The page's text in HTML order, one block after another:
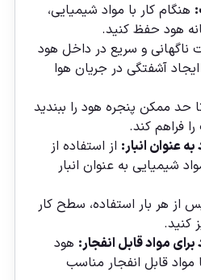
هنگام کار با مواد شیمیایی،
هود حفظ کنید.
ناگهانی و سریع در داخل هود
آشفتگی در جریان هوا
حد ممکن پنجره هود را ببندید
فراهم کند.
عنوان انبار: از استفاده از
شیمیایی به عنوان انبار
از هر بار استفاده، سطح کار
کنید.
مواد قابل انفجار: هود
مواد قابل انفجار مناسب